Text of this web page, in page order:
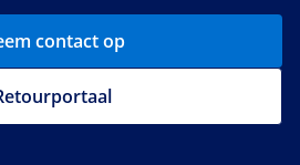
contact op